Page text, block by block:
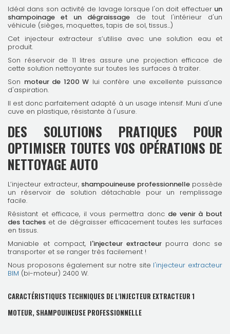
Idéal dans son activité de lavage lorsque l'on doit effectuer un
shampoinage et un dégraissage de tout l'intérieur d'un
véhicule (sièges, moquettes, tapis de sol, tissus...)
Cet injecteur extracteur s’utilise avec une solution eau et
produit.
Son réservoir de 11 litres assure une projection efficace de
cette solution nettoyante sur toutes les surfaces à traiter.
Son moteur de 1200 W lui confère une excellente puissance
d'aspiration.
Il est donc parfaitement adapté à un usage intensif. Muni d'une
cuve en plastique, résistante à l'usure.
DES SOLUTIONS PRATIQUES POUR
OPTIMISER TOUTES VOS OPÉRATIONS DE
NETTOYAGE AUTO
L’injecteur extracteur, shampouineuse professionnellepossède
un réservoir de solution détachable pour un remplissage
facile.
Résistant et efficace, il vous permettra donc de venir à bout
des taches et de dégraisser efficacement toutes les surfaces
en tissus.
Maniable et compact, l'injecteur extracteur pourra donc se
transporter et se ranger très facilement !
Nous proposons également sur notre site l'injecteur extracteur
BIM (bi-moteur) 2400 W.
CARACTÉRISTIQUES TECHNIQUES DE L'INJECTEUR EXTRACTEUR 1
MOTEUR, SHAMPOUINEUSE PROFESSIONNELLE